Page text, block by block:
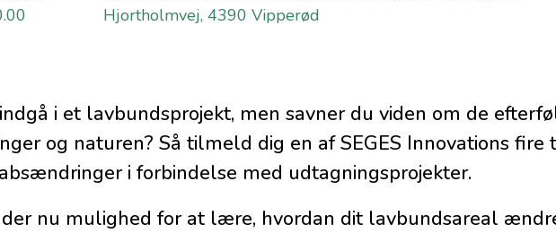
Hjortholmvej, 4390 Vipperød
i et lavbundsprojekt, men savner du viden om de
og naturen? Så tilmeld dig en af SEGES Innovations fire
i forbindelse med udtagningsprojekter.
nu mulighed for at lære, hvordan dit lavbundsareal